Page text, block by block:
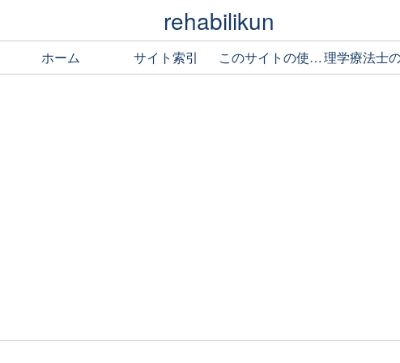
rehabilikun
ホーム サイト索引 このサイトの使い方